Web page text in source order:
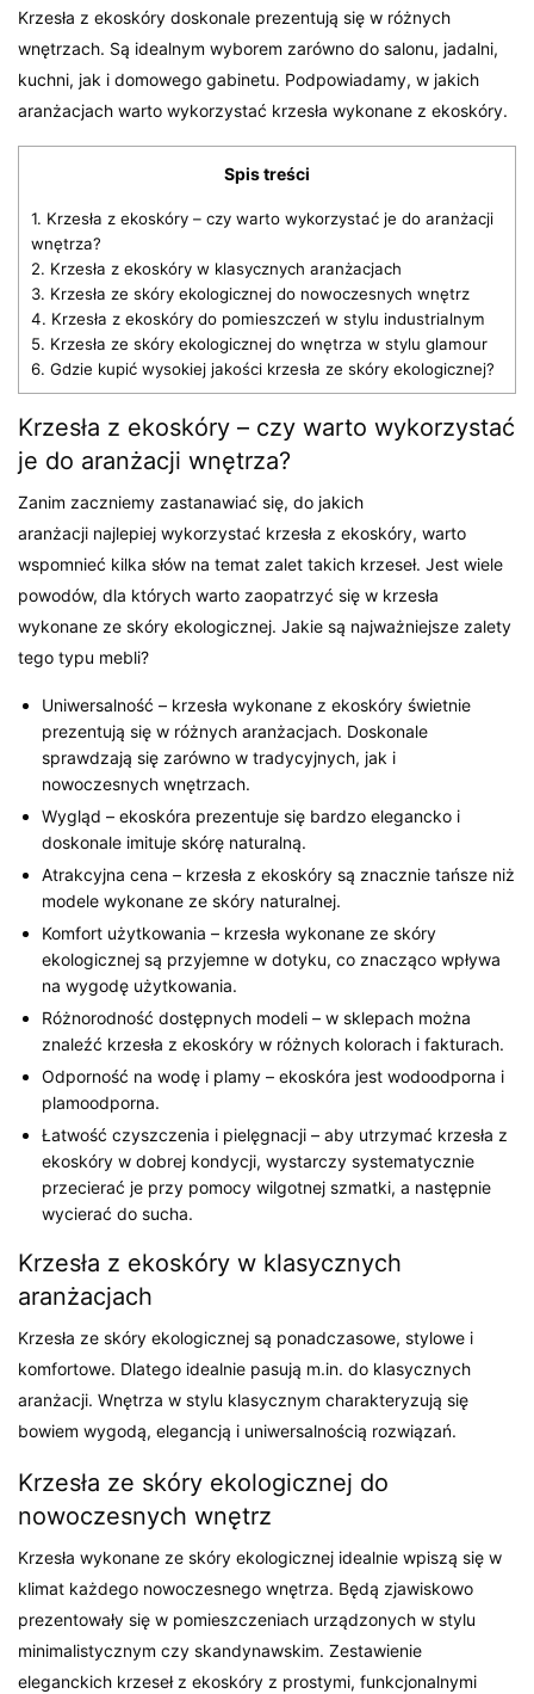
Krzesła z ekoskóry doskonale prezentują się w różnych
wnętrzach. Są idealnym wyborem zarówno do salonu, jadalni,
kuchni, jak i domowego gabinetu. Podpowiadamy, w jakich
aranżacjach warto wykorzystać krzesła wykonane z ekoskóry.
Spis treści
1. Krzesła z ekoskóry – czy warto wykorzystać je do aranżacji
wnętrza?
2. Krzesła z ekoskóry w klasycznych aranżacjach
3. Krzesła ze skóry ekologicznej do nowoczesnych wnętrz
4. Krzesła z ekoskóry do pomieszczeń w stylu industrialnym
5. Krzesła ze skóry ekologicznej do wnętrza w stylu glamour
6. Gdzie kupić wysokiej jakości krzesła ze skóry ekologicznej?
Krzesła z ekoskóry – czy warto wykorzystać
je do aranżacji wnętrza?
Zanim zaczniemy zastanawiać się, do jakich
aranżacji najlepiej wykorzystać krzesła z ekoskóry, warto
wspomnieć kilka słów na temat zalet takich krzeseł. Jest wiele
powodów, dla których warto zaopatrzyć się w krzesła
wykonane ze skóry ekologicznej. Jakie są najważniejsze zalety
tego typu mebli?
Uniwersalność – krzesła wykonane z ekoskóry świetnie
prezentują się w różnych aranżacjach. Doskonale
sprawdzają się zarówno w tradycyjnych, jak i
nowoczesnych wnętrzach.
Wygląd – ekoskóra prezentuje się bardzo elegancko i
doskonale imituje skórę naturalną.
Atrakcyjna cena – krzesła z ekoskóry są znacznie tańsze niż
modele wykonane ze skóry naturalnej.
Komfort użytkowania – krzesła wykonane ze skóry
ekologicznej są przyjemne w dotyku, co znacząco wpływa
na wygodę użytkowania.
Różnorodność dostępnych modeli – w sklepach można
znaleźć krzesła z ekoskóry w różnych kolorach i fakturach.
Odporność na wodę i plamy – ekoskóra jest wodoodporna i
plamoodporna.
Łatwość czyszczenia i pielęgnacji – aby utrzymać krzesła z
ekoskóry w dobrej kondycji, wystarczy systematycznie
przecierać je przy pomocy wilgotnej szmatki, a następnie
wycierać do sucha.
Krzesła z ekoskóry w klasycznych
aranżacjach
Krzesła ze skóry ekologicznej są ponadczasowe, stylowe i
komfortowe. Dlatego idealnie pasują m.in. do klasycznych
aranżacji. Wnętrza w stylu klasycznym charakteryzują się
bowiem wygodą, elegancją i uniwersalnością rozwiązań.
Krzesła ze skóry ekologicznej do
nowoczesnych wnętrz
Krzesła wykonane ze skóry ekologicznej idealnie wpiszą się w
klimat każdego nowoczesnego wnętrza. Będą zjawiskowo
prezentowały się w pomieszczeniach urządzonych w stylu
minimalistycznym czy skandynawskim. Zestawienie
eleganckich krzeseł z ekoskóry z prostymi, funkcjonalnymi